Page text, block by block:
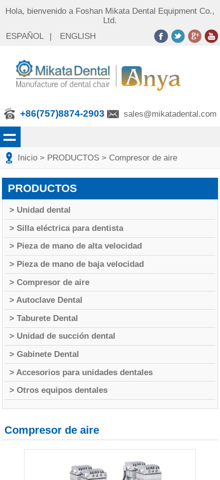
Hola, bienvenido a Foshan Mikata Dental Equipment Co.,
Ltd.
ESPAÑOL
ENGLISH
+86(757)8874-2903 sales@mikatadental.com
Inicio > PRODUCTOS > Compresor de aire
PRODUCTOS
> Unidad dental
> Silla eléctrica para dentista
> Pieza de mano de alta velocidad
> Pieza de mano de baja velocidad
> Compresor de aire
> Autoclave Dental
> Taburete Dental
> Unidad de succión dental
> Gabinete Dental
> Accesorios para unidades dentales
> Otros equipos dentales
Compresor de aire